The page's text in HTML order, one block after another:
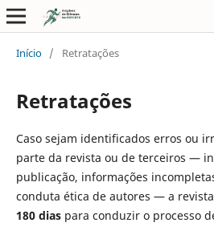
Início / Retratações
Retratações
Caso sejam identificados erros ou
parte da revista ou de terceiros —
publicação, informações
conduta ética de autores — a
180 diaspara conduzir o processo